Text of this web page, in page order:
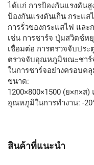
ได้แก่ การป้องกันแรงดันสู
ป้องกันแรงดันเกิน กระแ
การรั่วของกระแสไฟ และ
เช่น การชาร์จ ปุ่มสวิตช์ห
เชื่อมต่อ การตรวจจับประ
ตรวจจับอุณหภูมิขณะชาร์
ในการชาร์จอย่างครอบค
ขนาด:
1200×800×1500 (ย×ก×ส
อุณหภูมิในการทำงาน: -
สินค้าที่แนะนำ